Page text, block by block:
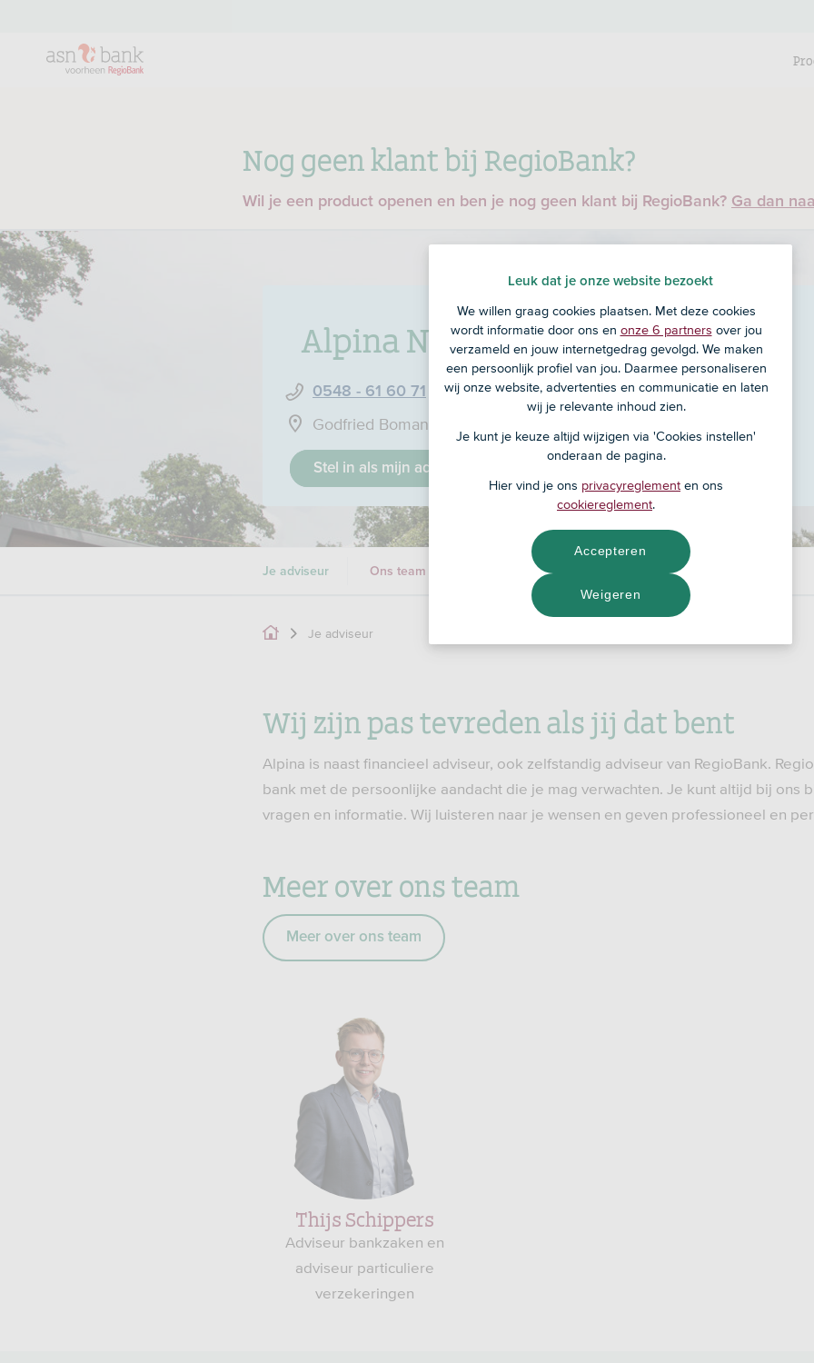
Nog geen klant bij RegioBank?
Wil je een product openen en ben je nog geen klant bij RegioBank? Ga dan
Alpina Nijverdalin Nijverdal
0548 - 61 60 71
Godfried Bomansstraat 9, 7442 TH
Stel in als mijn adviseur
Je adviseur Ons team
Je adviseur
Wij zijn pas tevreden als jij dat bent
Alpina is naast financieel adviseur, ook zelfstandig adviseur van RegioBank.
bank met de persoonlijke aandacht die je mag verwachten. Je kunt altijd bij ons
vragen en informatie. Wij luisteren naar je wensen en geven professioneel en
Meer over ons team
Meer over ons team
Thijs Schippers
Adviseur bankzaken en
adviseur particuliere
verzekeringen
Leuk dat je onze website bezoekt
We willen graag cookies plaatsen. Met deze cookies
wordt informatie door ons en onze 6 partners over jou
verzameld en jouw internetgedrag gevolgd. We maken
een persoonlijk profiel van jou. Daarmee personaliseren
wij onze website, advertenties en communicatie en laten
wij je relevante inhoud zien.
Je kunt je keuze altijd wijzigen via 'Cookies instellen'
onderaan de pagina.
Hier vind je ons privacyreglement en ons
cookiereglement.
Weigeren
Accepteren